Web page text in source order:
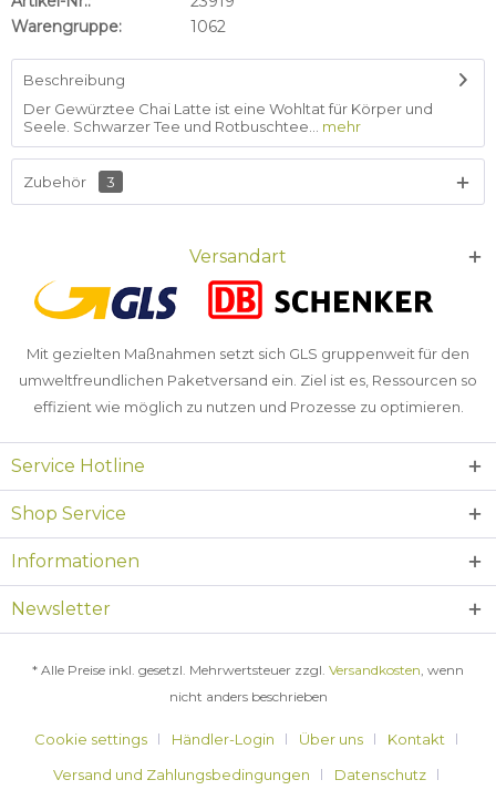
Warengruppe:
1062
Beschreibung
Der Gewürztee Chai Latte ist eine Wohltat für Körper und
Seele. Schwarzer Tee und Rotbuschtee...
mehr
Zubehör 3
Versandart
Mit gezielten Maßnahmen setzt sich GLS gruppenweit für den
umweltfreundlichen Paketversand ein. Ziel ist es, Ressourcen so
effizient wie möglich zu nutzen und Prozesse zu optimieren.
Service Hotline
Shop Service
Informationen
Newsletter
* Alle Preise inkl. gesetzl. Mehrwertsteuer zzgl. Versandkosten, wenn
nicht anders beschrieben
Cookie settings Händler-Login Über uns
Kontakt
Versand und Zahlungsbedingungen
Datenschutz